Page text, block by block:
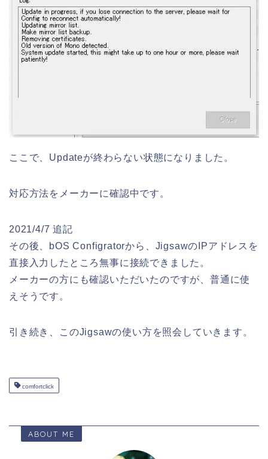
ここで、Updateが終わらない状態になりました。
対応方法をメーカーに確認中です。
2021/4/7 追記
その後、bOS Configratorから、JigsawのIPアドレスを
直接入力したところ無事に接続できました。
メーカーの方にも確認いただいたのですが、普通に使
えそうです。
引き続き、このJigsawの使い方を照会していきます。
comfortclick
ABOUT ME